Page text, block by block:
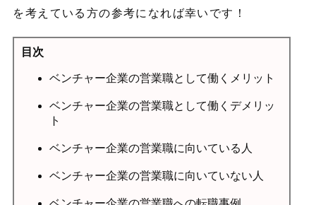
を考えている方の参考になれば幸いです！